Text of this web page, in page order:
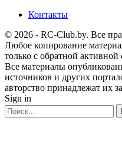
Контакты
© 2026 - RC-Club.by. Все
Любое копирование
только с обратной
Все материалы
источников и других
авторство принадлежат их
Sign in